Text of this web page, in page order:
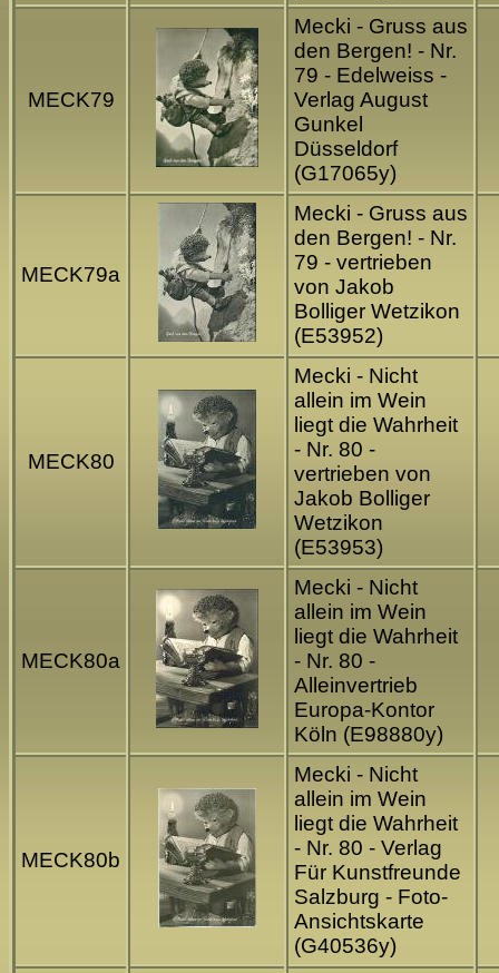
MECK79
Mecki - Gruss aus
den Bergen! - Nr.
79 - Edelweiss -
Verlag August
Gunkel
Düsseldorf
(G17065y)
MECK79a
Mecki - Gruss aus
den Bergen! - Nr.
79 - vertrieben
von Jakob
Bolliger Wetzikon
(E53952)
MECK80
Mecki - Nicht
allein im Wein
liegt die Wahrheit
- Nr. 80 -
vertrieben von
Jakob Bolliger
Wetzikon
(E53953)
MECK80a
Mecki - Nicht
allein im Wein
liegt die Wahrheit
- Nr. 80 -
Alleinvertrieb
Europa-Kontor
Köln (E98880y)
MECK80b
Mecki - Nicht
allein im Wein
liegt die Wahrheit
- Nr. 80 - Verlag
Für Kunstfreunde
Salzburg - Foto-
Ansichtskarte
(G40536y)